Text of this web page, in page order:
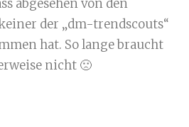
abgesehen von den
der „dm-trendscouts“
hat. So lange braucht
nicht 🙁